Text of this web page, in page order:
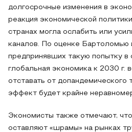
долгосрочные изменения в
реакция экономической
странах могла ослабить или
каналов. По оценке Бартоломью
предпринявших такую попытку в
глобальная экономика к 2030 г.
отставать от допандемического
эффект будет крайне
Экономисты также отмечают,
оставляют «шрамы» на рынках